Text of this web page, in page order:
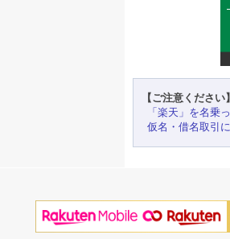
【ご注意ください】
「楽天」を名乗
仮名・借名取引